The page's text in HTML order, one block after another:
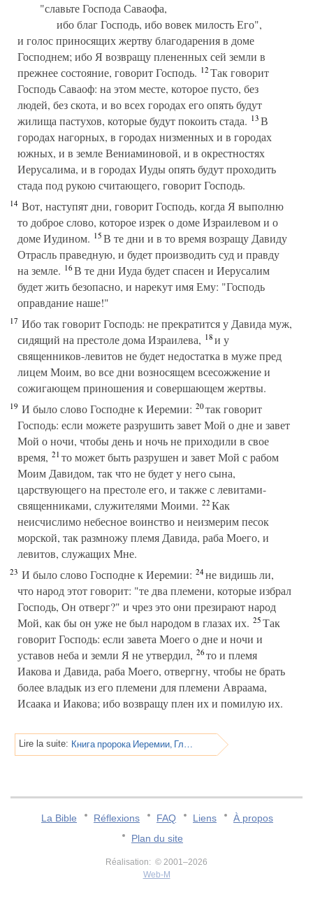
"славьте Господа Саваофа,
ибо благ Господь, ибо вовек милость Его",
и голос приносящих жертву благодарения в доме
Господнем; ибо Я возвращу плененных сей земли в
прежнее состояние, говорит Господь. 12Так говорит
Господь Саваоф: на этом месте, которое пусто, без
людей, без скота, и во всех городах его опять будут
жилища пастухов, которые будут покоить стада. 13В
городах нагорных, в городах низменных и в городах
южных, и в земле Вениаминовой, и в окрестностях
Иерусалима, и в городах Иуды опять будут проходить
стада под рукою считающего, говорит Господь.
14 Вот, наступят дни, говорит Господь, когда Я выполню
то доброе слово, которое изрек о доме Израилевом и о
доме Иудином. 15В те дни и в то время возращу Давиду
Отрасль праведную, и будет производить суд и правду
на земле. 16В те дни Иуда будет спасен и Иерусалим
будет жить безопасно, и нарекут имя Ему: "Господь
оправдание наше!"
17 Ибо так говорит Господь: не прекратится у Давида муж,
сидящий на престоле дома Израилева, 18и у
священников-левитов не будет недостатка в муже пред
лицем Моим, во все дни возносящем всесожжение и
сожигающем приношения и совершающем жертвы.
19 И было слово Господне к Иеремии: 20так говорит
Господь: если можете разрушить завет Мой о дне и завет
Мой о ночи, чтобы день и ночь не приходили в свое
время, 21то может быть разрушен и завет Мой с рабом
Моим Давидом, так что не будет у него сына,
царствующего на престоле его, и также с левитами-
священниками, служителями Моими. 22Как
неисчислимо небесное воинство и неизмерим песок
морской, так размножу племя Давида, раба Моего, и
левитов, служащих Мне.
23 И было слово Господне к Иеремии: 24не видишь ли,
что народ этот говорит: "те два племени, которые избрал
Господь, Он отверг?" и чрез это они презирают народ
Мой, как бы он уже не был народом в глазах их. 25Так
говорит Господь: если завета Моего о дне и ночи и
уставов неба и земли Я не утвердил, 26то и племя
Иакова и Давида, раба Моего, отвергну, чтобы не брать
более владык из его племени для племени Авраама,
Исаака и Иакова; ибо возвращу плен их и помилую их.
Lire la suite: Книга пророка Иеремии, Глава 34
La Bible Réflexions FAQ Liens
À propos
Plan du site
Réalisation: © 2001–2026
Web-M